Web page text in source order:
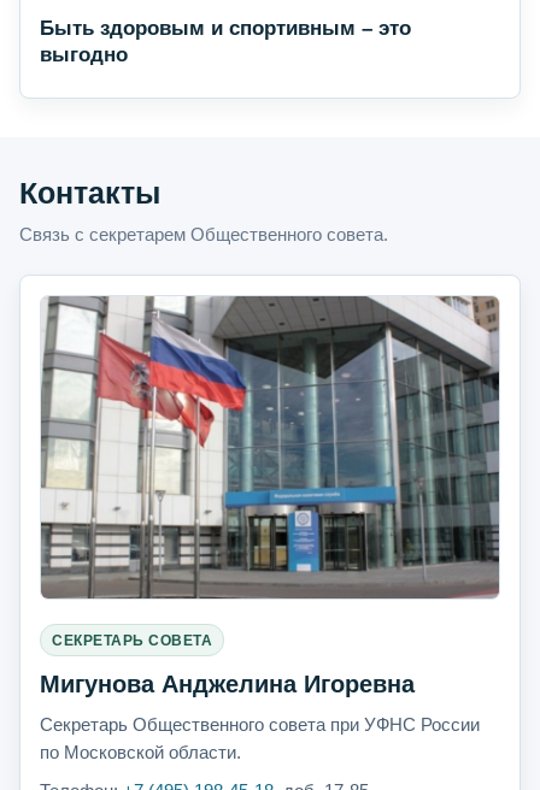
Быть здоровым и спортивным – это
выгодно
Контакты
Связь с секретарем Общественного совета.
СЕКРЕТАРЬ СОВЕТА
Мигунова Анджелина Игоревна
Секретарь Общественного совета при УФНС России
по Московской области.